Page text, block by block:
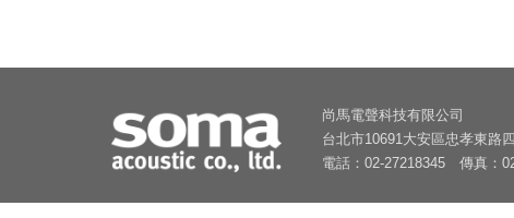
尚馬電聲科技有限公司
台北市10691大安區忠孝東路
電話：02-27218345 傳真：